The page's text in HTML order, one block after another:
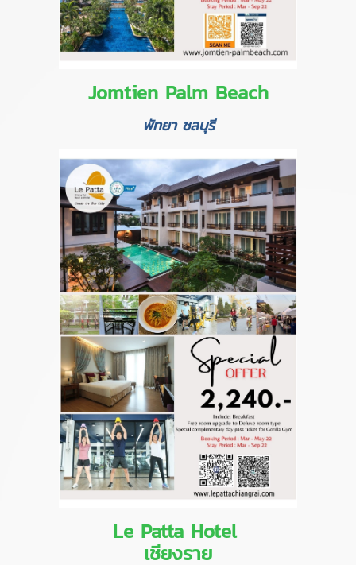
Jomtien Palm Beach
พัทยา ชลบุรี
Le Patta Hotel
เชียงราย